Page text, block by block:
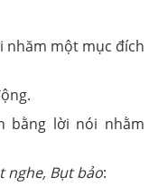
nhăm một mục đích
bằng lời nói nhằm
nghe, Bụt bảo: